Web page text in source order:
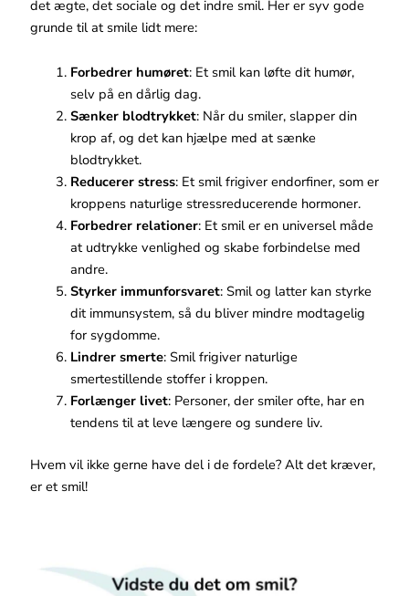
det ægte, det sociale og det indre smil. Her er syv gode
grunde til at smile lidt mere:
Forbedrer humøret: Et smil kan løfte dit humør,
selv på en dårlig dag.
Sænker blodtrykket: Når du smiler, slapper din
krop af, og det kan hjælpe med at sænke
blodtrykket.
Reducerer stress: Et smil frigiver endorfiner, som er
kroppens naturlige stressreducerende hormoner.
Forbedrer relationer: Et smil er en universel måde
at udtrykke venlighed og skabe forbindelse med
andre.
Styrker immunforsvaret: Smil og latter kan styrke
dit immunsystem, så du bliver mindre modtagelig
for sygdomme.
Lindrer smerte: Smil frigiver naturlige
smertestillende stoffer i kroppen.
Forlænger livet: Personer, der smiler ofte, har en
tendens til at leve længere og sundere liv.
Hvem vil ikke gerne have del i de fordele? Alt det kræver,
er et smil!